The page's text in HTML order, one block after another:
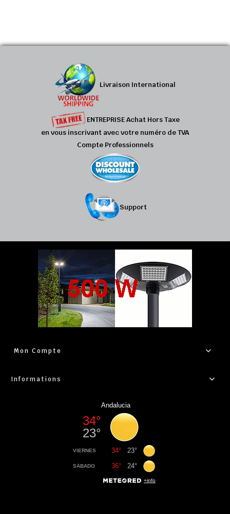
Livraison International
ENTREPRISE Achat Hors Taxe
en vous inscrivant avec votre numéro de TVA
Compte Professionnels
Support
Mon Compte
Informations